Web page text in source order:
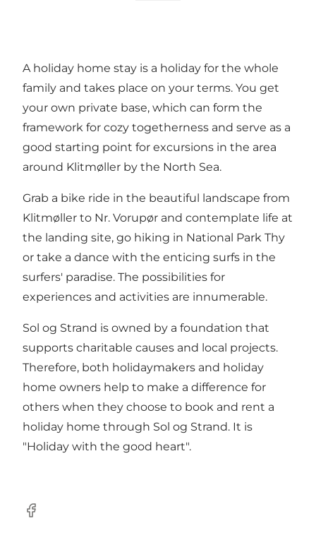
A holiday home stay is a holiday for the whole
family and takes place on your terms. You get
your own private base, which can form the
framework for cozy togetherness and serve as a
good starting point for excursions in the area
around Klitmøller by the North Sea.
Grab a bike ride in the beautiful landscape from
Klitmøller to Nr. Vorupør and contemplate life at
the landing site, go hiking in National Park Thy
or take a dance with the enticing surfs in the
surfers' paradise. The possibilities for
experiences and activities are innumerable.
Sol og Strand is owned by a foundation that
supports charitable causes and local projects.
Therefore, both holidaymakers and holiday
home owners help to make a difference for
others when they choose to book and rent a
holiday home through Sol og Strand. It is
"Holiday with the good heart".
Facebook